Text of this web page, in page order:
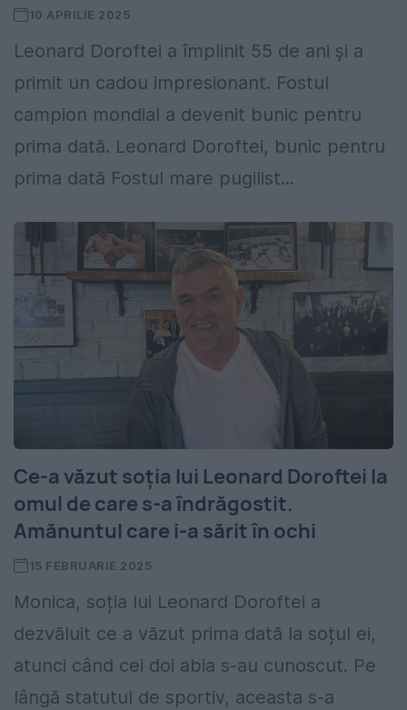
10 APRILIE 2025
Leonard Doroftei a împlinit 55 de ani și a
primit un cadou impresionant. Fostul
campion mondial a devenit bunic pentru
prima dată. Leonard Doroftei, bunic pentru
prima dată Fostul mare pugilist...
Ce-a văzut soția lui Leonard Doroftei la
omul de care s-a îndrăgostit.
Amănuntul care i-a sărit în ochi
15 FEBRUARIE 2025
Monica, soția lui Leonard Doroftei a
dezvăluit ce a văzut prima dată la soțul ei,
atunci când cei doi abia s-au cunoscut. Pe
lângă statutul de sportiv, aceasta s-a